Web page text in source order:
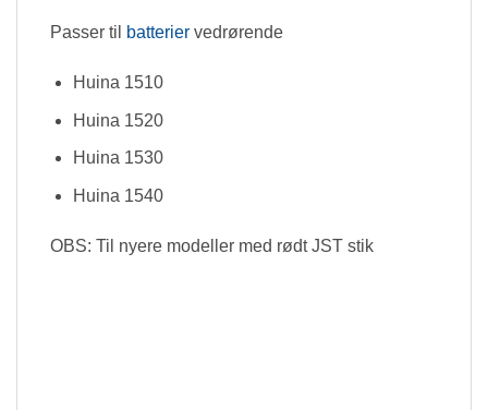
Passer til batterier vedrørende
Huina 1510
Huina 1520
Huina 1530
Huina 1540
OBS: Til nyere modeller med rødt JST stik